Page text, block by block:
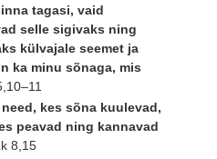
tagasi, vaid
selle sigivaks ning
külvajale seemet ja
ka minu sõnaga, mis
kes sõna kuulevad,
peavad ning kannavad
8,15